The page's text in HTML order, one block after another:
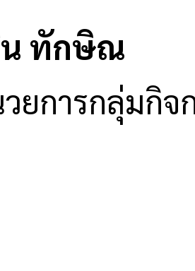
ทักษิณ
ยการกลุ่มกิจ